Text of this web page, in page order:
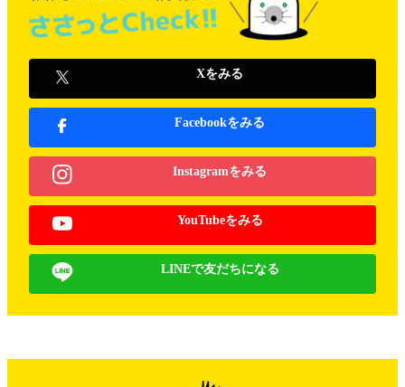
Xをみる
Facebookをみる
Instagramをみる
YouTubeをみる
LINEで友だちになる